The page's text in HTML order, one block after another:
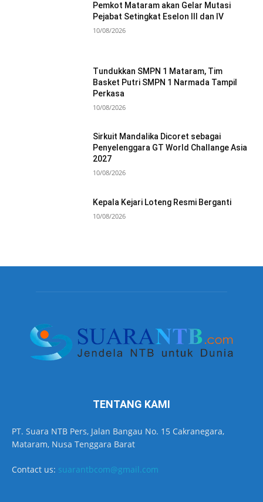
Pemkot Mataram akan Gelar Mutasi
Pejabat Setingkat Eselon III dan IV
10/08/2026
Tundukkan SMPN 1 Mataram, Tim
Basket Putri SMPN 1 Narmada Tampil
Perkasa
10/08/2026
Sirkuit Mandalika Dicoret sebagai
Penyelenggara GT World Challange Asia
2027
10/08/2026
Kepala Kejari Loteng Resmi Berganti
10/08/2026
TENTANG KAMI
PT. Suara NTB Pers, Jalan Bangau No. 15 Cakranegara,
Mataram, Nusa Tenggara Barat
Contact us: suarantbcom@gmail.com